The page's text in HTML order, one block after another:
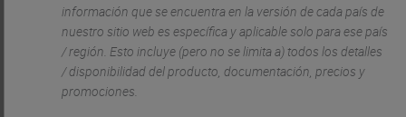
información que se encuentra en la versión de cada país de
nuestro sitio web es específica y aplicable solo para ese país
/ región. Esto incluye (pero no se limita a) todos los detalles
/ disponibilidad del producto, documentación, precios y
promociones.